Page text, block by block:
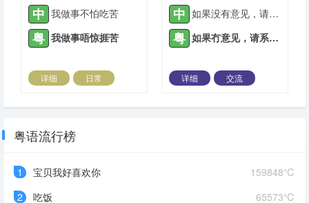
中 我做事不怕吃苦
粤 我做事唔惊捱苦
详细
日常
中 如果没有意见，请在这里签字。
粤 如果冇意见，请系呢度签字。
详细
交流
粤语流行榜
159848℃
1
宝贝我好喜欢你
65573℃
2
吃饭